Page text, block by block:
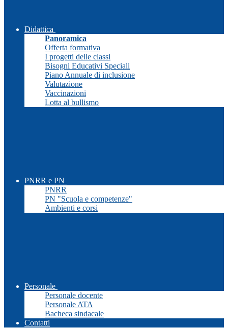
Didattica
Panoramica
Offerta formativa
I progetti delle classi
Bisogni Educativi Speciali
Piano Annuale di inclusione
Valutazione
Vaccinazioni
Lotta al bullismo
PNRR e PN
PNRR
PN "Scuola e competenze"
Ambienti e corsi
Personale
Personale docente
Personale ATA
Bacheca sindacale
Contatti